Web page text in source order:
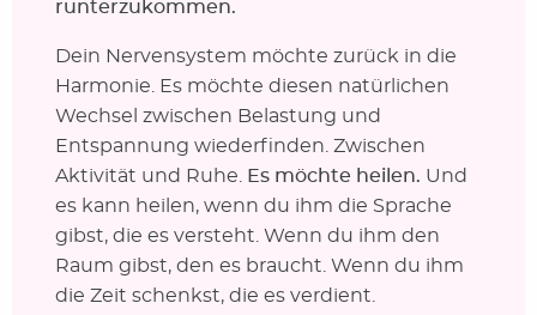
runterzukommen.
Dein Nervensystem möchte zurück in die
Harmonie. Es möchte diesen natürlichen
Wechsel zwischen Belastung und
Entspannung wiederfinden. Zwischen
Aktivität und Ruhe.
Es möchte heilen. Und
es kann heilen, wenn du ihm die Sprache
gibst, die es versteht. Wenn du ihm den
Raum gibst, den es braucht. Wenn du ihm
die Zeit schenkst, die es verdient.